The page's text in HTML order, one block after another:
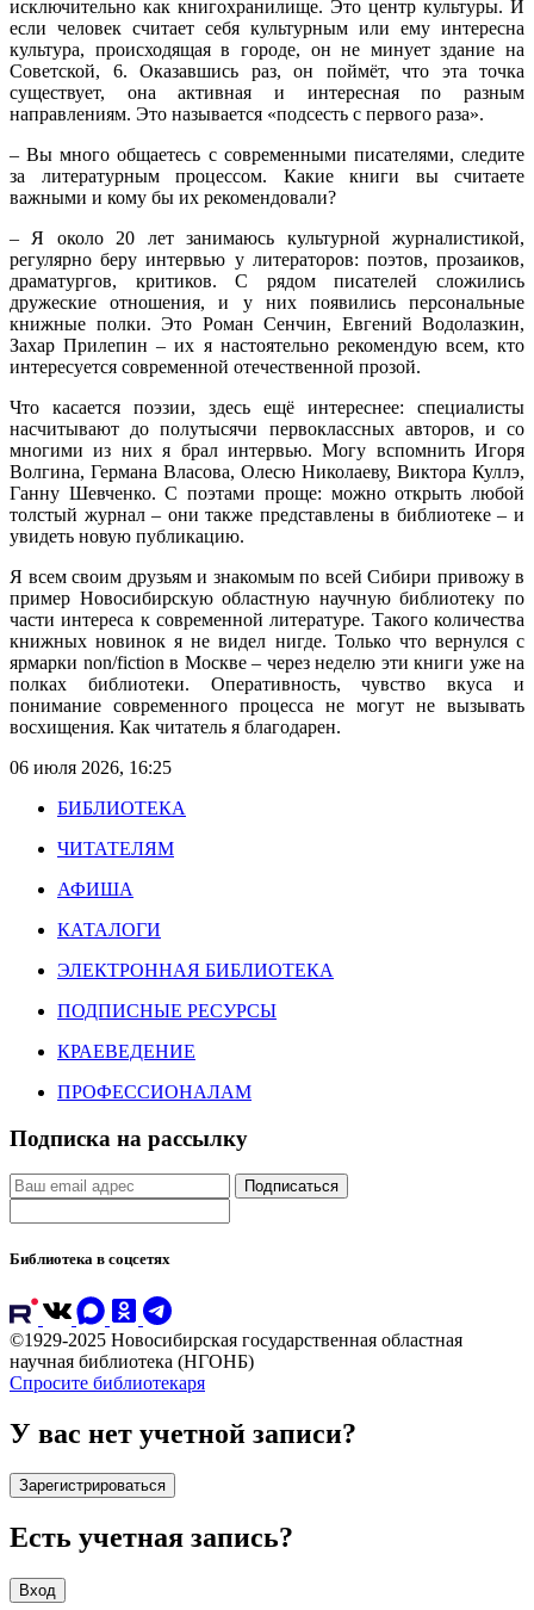
исключительно как книгохранилище. Это центр культуры. И
если человек считает себя культурным или ему интересна
культура, происходящая в городе, он не минует здание на
Советской, 6. Оказавшись раз, он поймёт, что эта точка
существует, она активная и интересная по разным
направлениям. Это называется «подсесть с первого раза».
– Вы много общаетесь с современными писателями, следите
за литературным процессом. Какие книги вы считаете
важными и кому бы их рекомендовали?
– Я около 20 лет занимаюсь культурной журналистикой,
регулярно беру интервью у литераторов: поэтов, прозаиков,
драматургов, критиков. С рядом писателей сложились
дружеские отношения, и у них появились персональные
книжные полки. Это Роман Сенчин, Евгений Водолазкин,
Захар Прилепин – их я настоятельно рекомендую всем, кто
интересуется современной отечественной прозой.
Что касается поэзии, здесь ещё интереснее: специалисты
насчитывают до полутысячи первоклассных авторов, и со
многими из них я брал интервью. Могу вспомнить Игоря
Волгина, Германа Власова, Олесю Николаеву, Виктора Куллэ,
Ганну Шевченко. С поэтами проще: можно открыть любой
толстый журнал – они также представлены в библиотеке – и
увидеть новую публикацию.
Я всем своим друзьям и знакомым по всей Сибири привожу в
пример Новосибирскую областную научную библиотеку по
части интереса к современной литературе. Такого количества
книжных новинок я не видел нигде. Только что вернулся с
ярмарки non/fiction в Москве – через неделю эти книги уже на
полках библиотеки. Оперативность, чувство вкуса и
понимание современного процесса не могут не вызывать
восхищения. Как читатель я благодарен.
06 июля 2026, 16:25
БИБЛИОТЕКА
ЧИТАТЕЛЯМ
АФИША
КАТАЛОГИ
ЭЛЕКТРОННАЯ БИБЛИОТЕКА
ПОДПИСНЫЕ РЕСУРСЫ
КРАЕВЕДЕНИЕ
ПРОФЕССИОНАЛАМ
Подписка на рассылку
Подписаться
Библиотека в соцсетях
©1929-2025 Новосибирская государственная областная
научная библиотека (НГОНБ)
Спросите библиотекаря
У вас нет учетной записи?
Зарегистрироваться
Есть учетная запись?
Вход